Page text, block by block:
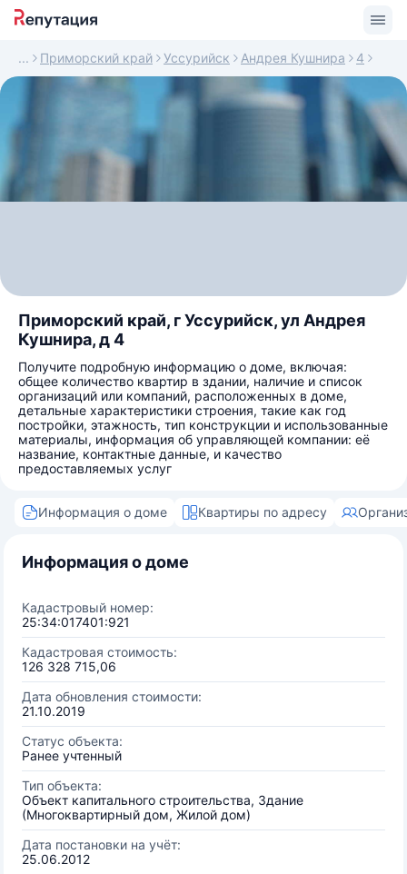
Приморский край Уссурийск Андрея Кушнира 4
Приморский край, г Уссурийск, ул Андрея
Кушнира, д 4
Получите подробную информацию о доме, включая:
общее количество квартир в здании, наличие и список
организаций или компаний, расположенных в доме,
детальные характеристики строения, такие как год
постройки, этажность, тип конструкции и использованные
материалы, информация об управляющей компании: её
название, контактные данные, и качество
предоставляемых услуг
Информация о доме Квартиры по адресу
Информация о доме
Кадастровый номер:
25:34:017401:921
Кадастровая стоимость:
126 328 715,06
Дата обновления стоимости:
21.10.2019
Статус объекта:
Ранее учтенный
Тип объекта:
Объект капитального строительства, Здание
(Многоквартирный дом, Жилой дом)
Дата постановки на учёт:
25.06.2012